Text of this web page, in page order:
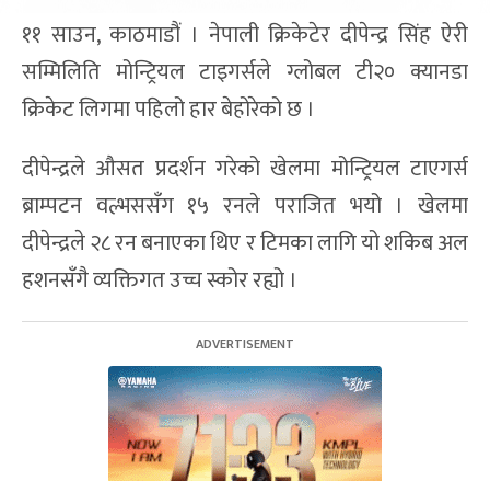
११ साउन, काठमाडौं । नेपाली क्रिकेटेर दीपेन्द्र सिंह ऐरी
सम्मिलिति मोन्ट्रियल टाइगर्सले ग्लोबल टी२० क्यानडा
क्रिकेट लिगमा पहिलो हार बेहोरेको छ ।
दीपेन्द्रले औसत प्रदर्शन गरेको खेलमा मोन्ट्रियल टाएगर्स
ब्राम्पटन वल्भससँग १५ रनले पराजित भयो । खेलमा
दीपेन्द्रले २८ रन बनाएका थिए र टिमका लागि यो शकिब अल
हशनसँगै व्यक्तिगत उच्च स्कोर रह्यो ।